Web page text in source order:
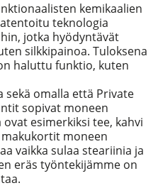
kemikaalien
teknologia
jotka hyödyntävät
silkkipainoa. Tuloksena
haluttu funktio, kuten
sekä omalla että Private
sopivat moneen
esimerkiksi tee, kahvi
moneen
vaikka sulaa steariinia ja
eräs työntekijämme on